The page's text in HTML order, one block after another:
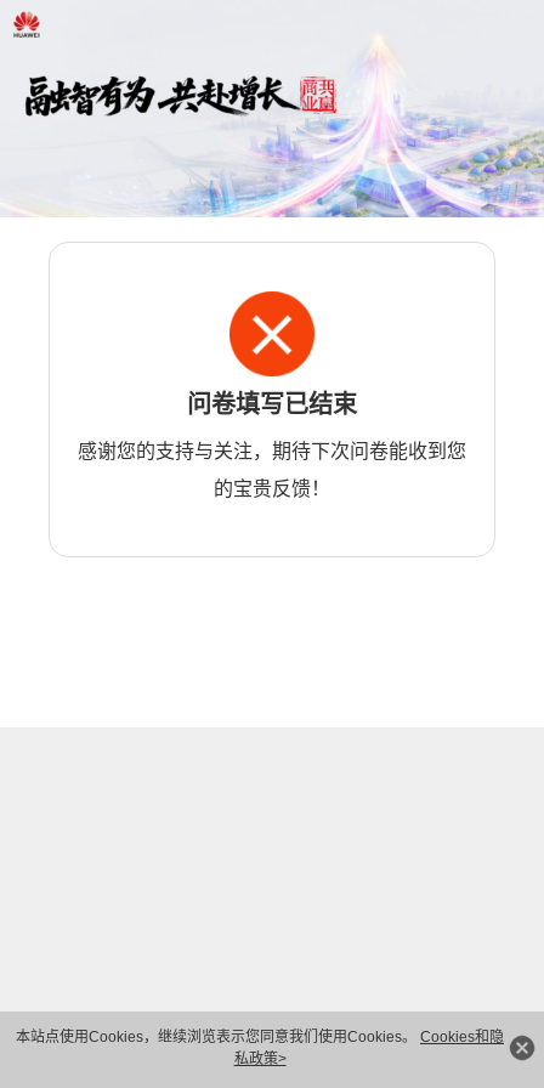
本站点使用Cookies，继续浏览表示您同意我们使用Cookies。 Cookies和隐
私政策>
问卷填写已结束
感谢您的支持与关注，期待下次问卷能收到您
的宝贵反馈！